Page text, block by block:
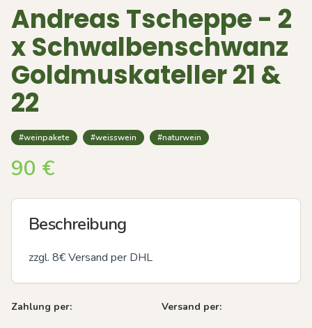
Andreas Tscheppe - 2
x Schwalbenschwanz
Goldmuskateller 21 &
22
#weinpakete #weisswein #naturwein
90 €
Beschreibung
zzgl. 8€ Versand per DHL
Zahlung per:
Versand per: